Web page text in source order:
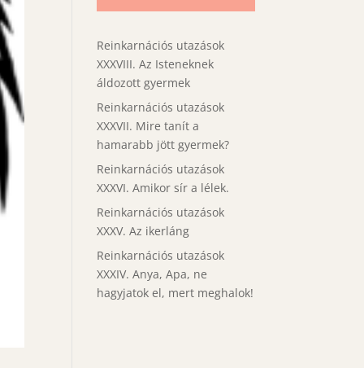
Reinkarnációs utazások
XXXVIII. Az Isteneknek
áldozott gyermek
Reinkarnációs utazások
XXXVII. Mire tanít a
hamarabb jött gyermek?
Reinkarnációs utazások
XXXVI. Amikor sír a lélek.
Reinkarnációs utazások
XXXV. Az ikerláng
Reinkarnációs utazások
XXXIV. Anya, Apa, ne
hagyjatok el, mert meghalok!